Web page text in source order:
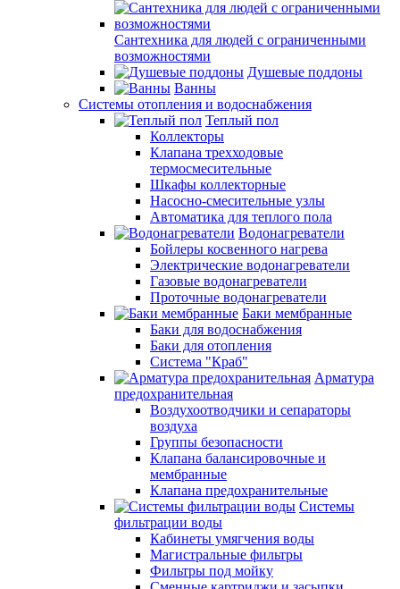
Сантехника для людей с ограниченными
возможностями
Душевые поддоны
Ванны
Системы отопления и водоснабжения
Теплый пол
Коллекторы
Клапана трехходовые
термосмесительные
Шкафы коллекторные
Насосно-смесительные узлы
Автоматика для теплого пола
Водонагреватели
Бойлеры косвенного нагрева
Электрические водонагреватели
Газовые водонагреватели
Проточные водонагреватели
Баки мембранные
Баки для водоснабжения
Баки для отопления
Система "Краб"
Арматура
предохранительная
Воздухоотводчики и сепараторы
воздуха
Группы безопасности
Клапана балансировочные и
мембранные
Клапана предохранительные
Системы
фильтрации воды
Кабинеты умягчения воды
Магистральные фильтры
Фильтры под мойку